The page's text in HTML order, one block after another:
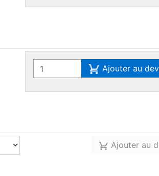
Ajouter au
Ajouter au